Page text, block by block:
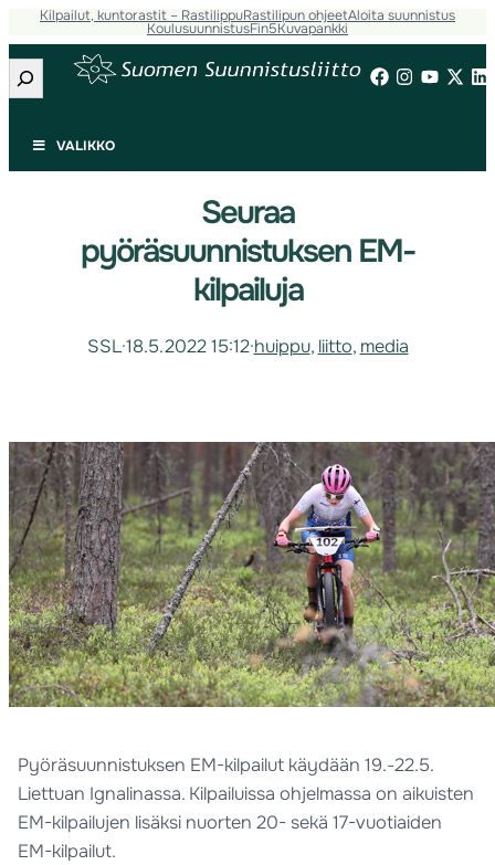
Kilpailut, kuntorastit – RastilippuRastilipun ohjeetAloita suunnistus
KoulusuunnistusFin5Kuvapankki
Etsi
VALIKKO
Seuraa
pyöräsuunnistuksen EM-
kilpailuja
SSL·18.5.2022 15:12·huippu, liitto, media
Pyöräsuunnistuksen EM-kilpailut käydään 19.-22.5.
Liettuan Ignalinassa. Kilpailuissa ohjelmassa on aikuisten
EM-kilpailujen lisäksi nuorten 20- sekä 17-vuotiaiden
EM-kilpailut.